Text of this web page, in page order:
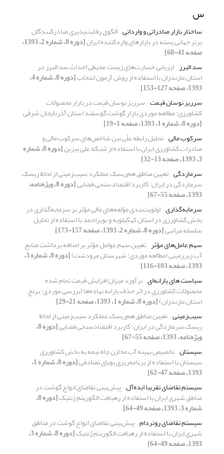
س
ساختار بازار صادراتی و وارداتی الگوی رقابت‌پذیری صادرکنندگان
برتر جهانی پسته در بازارهای واردکننده ایران [دوره 8، شماره 2، 1393،
صفحه 41-68]
سد البرز ارزیابی خسارت‌های زیست محیطی احداث سد البرز در
استان مازندران با استفاده از روش آزمون انتخاب [دوره 8، شماره 4،
1393، صفحه 127-153]
سرریز نوسان قیمت سرریز نوسان قیمت در بازار محصولات
کشاورزی: مطالعه موردی بازار گوشت گوسفند استان آذربایجان شرقی
[دوره 8، شماره 1، 1393، صفحه 1-19]
سرکوب مالی تحلیل رابطه علّی بین شاخص‌های سرکوب مالی و
صادرات کشاورزی ایران با استفاده از شبکه علی بیزین [دوره 8، شماره
3، 1393، صفحه 13-32]
سرمازدگی تعیین مناطق هم‌ریسک عملکرد سیب‌زمینی از لحاظ ریسک
سرمازدگی در ایران: کاربرد اقتصادسنجی فضایی [دوره 8، ویژه‌نامه،
1393، صفحه 55-67]
سرمایه‌گذاری اولویت‌بندی مؤلفه‌های مالی مؤثر بر سرمایه‌گذاری در
بخش کشاورزی در استان کهگیلویه و بویراحمد با استفاده از تحلیل
سلسله مراتبی[دوره 8، شماره 2، 1393، صفحه 157-173]
سهم عامل‌های مؤثر تعیین سهم عوامل مؤثر بر اضافه برداشت منابع
آب زیرزمینی (مطالعه موردی: شهرستان مرودشت) [دوره 8، شماره 3،
1393، صفحه 103-116]
سیاست های یارانه‌ای برآورد میزان افزایش قیمت تمام شده
محصولات کشاورزی در اثر حذف یارانه نهاده‌ها (بررسی موردی: برنج
استان مازندران)[دوره 8، شماره 1، 1393، صفحه 21-29]
سیب‌زمینی تعیین مناطق هم‌ریسک عملکرد سیب‌زمینی از لحاظ
ریسک سرمازدگی در ایران: کاربرد اقتصادسنجی فضایی [دوره 8،
ویژه‌نامه، 1393، صفحه 55-67]
سیستان تخصیص بهینه آب مخازن چاه نیمه به بخش کشاورزی
سیستان با استفاده از برنامه‌ریزی پویای تصادفی [دوره 8، شماره 1،
1393، صفحه 47-62]
سیستم تقاضای تقریبا ایده‌آل پیش‌بینی تقاضای انواع گوشت در
مناطق شهری ایران با استفاده از رهیافت الگوریتم ژنتیک [دوره 8،
شماره 3، 1393، صفحه 49-64]
سیستم تقاضای روتردام پیش‌بینی تقاضای انواع گوشت در مناطق
شهری ایران با استفاده از رهیافت الگوریتم ژنتیک [دوره 8، شماره 3،
1393، صفحه 49-64]